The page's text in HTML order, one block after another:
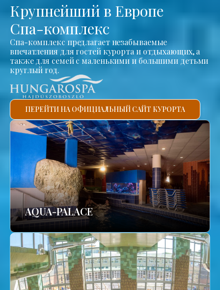
Крупнейший в Европе
Спа-комплекс
Спа-комплекс предлагает незабываемые
впечатления для гостей курорта и отдыхающих, а
также для семей с маленькими и большими детьми
круглый год.
ПЕРЕЙТИ НА ОФИЦИАЛЬНЫЙ САЙТ КУРОРТА
AQUA-PALACE